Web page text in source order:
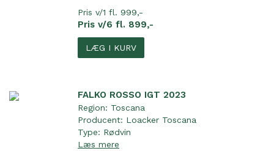
Pris v/1 fl. 999,-
Pris v/6 fl. 899,-
LÆG I KURV
FALKO ROSSO IGT 2023
Region: Toscana
Producent: Loacker Toscana
Type: Rødvin
Læs mere